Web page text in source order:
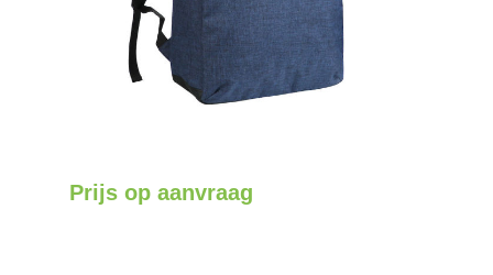
Prijs op aanvraag